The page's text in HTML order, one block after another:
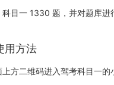
目一 1330 题，并对题库
用方法
方二维码进入驾考科目一的